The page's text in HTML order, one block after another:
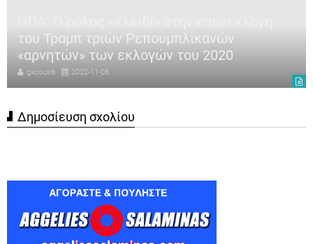
του Τραμπ τριών Ρεπουμπλικανών
«αρνητών» των εκλογών του 2020
gxcoukis 2022-11-08
Δημοσίευση σχολίου